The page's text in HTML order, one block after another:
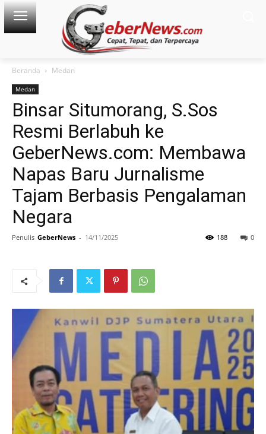
Beranda Medan
Medan
Binsar Situmorang, S.Sos
Resmi Berlabuh ke
GeberNews.com: Membawa
Napas Baru Jurnalisme
Tajam Berbasis Pengalaman
Negara
Penulis GeberNews - 14/11/2025 0
188